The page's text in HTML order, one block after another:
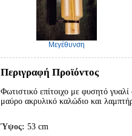
Μεγέθυνση
Περιγραφή Προϊόντος
Φωτιστικό επίτοιχο με φυσητό
μαύρο ακρυλικό καλώδιο και
Ύψος: 53 cm